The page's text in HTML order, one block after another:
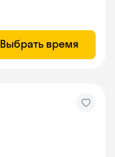
Выбрать время